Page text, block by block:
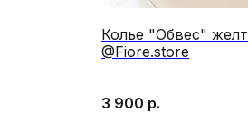
Колье "Обвес"
@Fiore.store
3 900 р.